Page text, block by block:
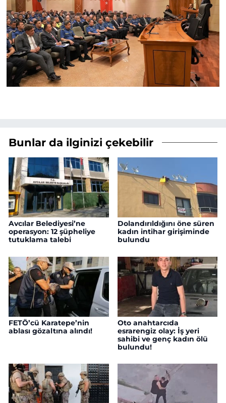
Bunlar da ilginizi çekebilir
Avcılar Belediyesi’ne
operasyon: 12 şüpheliye
tutuklama talebi
Dolandırıldığını öne süren
kadın intihar girişiminde
bulundu
FETÖ’cü Karatepe’nin
ablası gözaltına alındı!
Oto anahtarcıda
esrarengiz olay: İş yeri
sahibi ve genç kadın ölü
bulundu!